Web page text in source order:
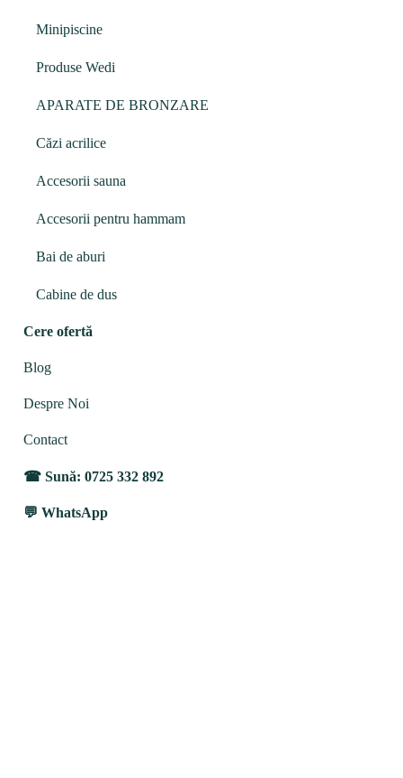
Minipiscine
Produse Wedi
APARATE DE BRONZARE
Căzi acrilice
Accesorii sauna
Accesorii pentru hammam
Bai de aburi
Cabine de dus
Cere ofertă
Blog
Despre Noi
Contact
Sună: 0725 332 892
WhatsApp